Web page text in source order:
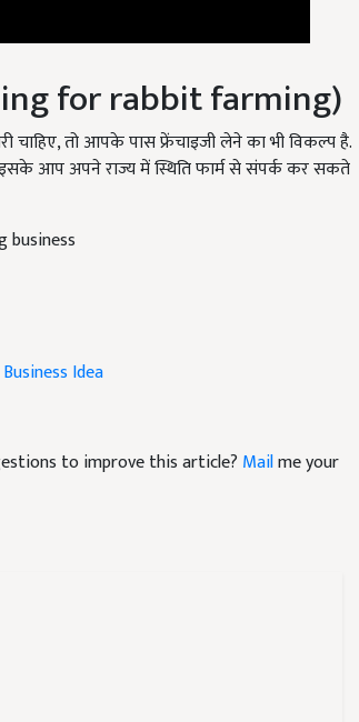
for rabbit farming)
तो आपके पास फ्रेंचाइजी लेने का भी विकल्प है.
इसके आप अपने राज्य में स्थिति फार्म से संपर्क कर सकते
to improve this article?